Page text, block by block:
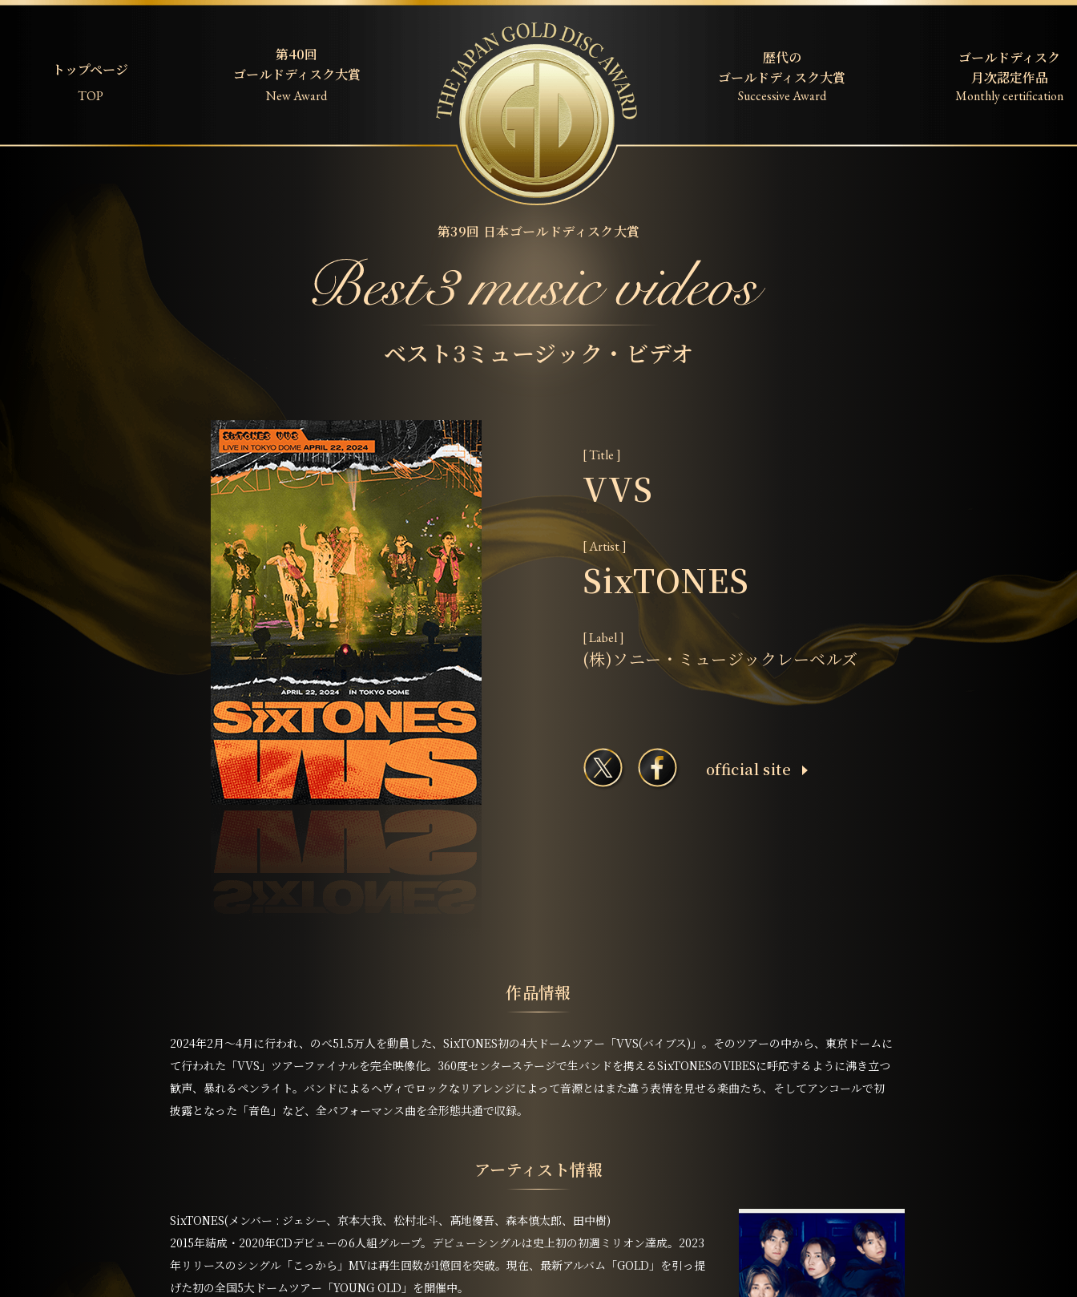
トップページ
TOP
第40回
ゴールドディスク大賞
New Award
歴代の
ゴールドディスク大賞
Successive Award
ゴールドディスク
月次認定作品
Monthly certification
第39回 日本ゴールドディスク大賞
ベスト3ミュージック・ビデオ
[ Title ]
VVS
[ Artist ]
SixTONES
[ Label ]
(株)ソニー・ミュージックレーベルズ
ofﬁcial site
作品情報
2024年2月〜4月に行われ、のべ51.5万人を動員した、SixTONES初の4大ドームツアー「VVS(バイブス)」。そのツアーの中から、東京ドームに
て行われた「VVS」ツアーファイナルを完全映像化。360度センターステージで生バンドを携えるSixTONESのVIBESに呼応するように沸き立つ
歓声、暴れるペンライト。バンドによるヘヴィでロックなリアレンジによって音源とはまた違う表情を見せる楽曲たち、そしてアンコールで初
披露となった「音色」など、全パフォーマンス曲を全形態共通で収録。
アーティスト情報
SixTONES(メンバー : ジェシー、京本大我、松村北斗、髙地優吾、森本慎太郎、田中樹)
2015年結成・2020年CDデビューの6人組グループ。デビューシングルは史上初の初週ミリオン達成。2023
年リリースのシングル「こっから」MVは再生回数が1億回を突破。現在、最新アルバム「GOLD」を引っ提
げた初の全国5大ドームツアー「YOUNG OLD」を開催中。